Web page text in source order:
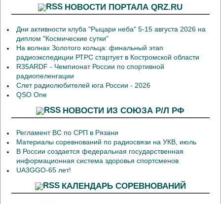
НОВОСТИ ПОРТАЛА QRZ.RU
Дни активности клуба "Рыцари неба" 5-15 августа 2026 на
диплом "Космические сутки"
На волнах Золотого кольца: финальный этап
радиоэкспедиции РТРС стартует в Костромской области
R35ARDF - Чемпионат России по спортивной
радиопеленгации
Слет радиолюбителей юга России - 2026
QSO One
НОВОСТИ ИЗ СОЮЗА Р/Л РФ
Регламент ВС по СРП в Рязани
Материалы соревнований по радиосвязи на УКВ, июль
В России создается федеральная государственная
информационная система здоровья спортсменов
UA3GGO-65 лет!
КАЛЕНДАРЬ СОРЕВНОВАНИЙ